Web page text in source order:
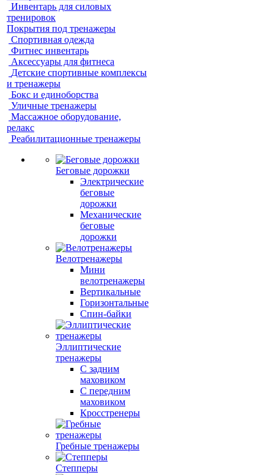
Инвентарь для силовых
тренировок
Покрытия под тренажеры
Спортивная одежда
Фитнес инвентарь
Аксессуары для фитнеса
Детские спортивные комплексы
и тренажеры
Бокс и единоборства
Уличные тренажеры
Массажное оборудование,
релакс
Реабилитационные тренажеры
Беговые дорожки
Электрические
беговые
дорожки
Механические
беговые
дорожки
Велотренажеры
Мини
велотренажеры
Вертикальные
Горизонтальные
Спин-байки
Эллиптические
тренажеры
С задним
маховиком
С передним
маховиком
Кросстренеры
Гребные тренажеры
Степперы